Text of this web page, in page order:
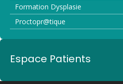
Formation Dysplasie
Proctopr@tique
Espace Patients